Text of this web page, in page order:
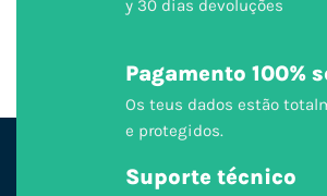
y 30 dias devoluções
Pagamento 100%
Os teus dados estão
e protegidos.
Suporte técnico